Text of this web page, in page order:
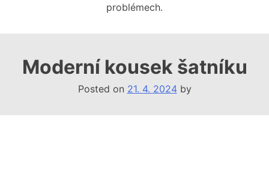
problémech.
Moderní kousek šatníku
Posted on 21. 4. 2024by